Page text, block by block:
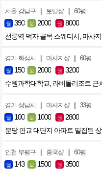
서울 강남구 | 토탈샵 | 60평
월 390 보 2000 권 8000
선릉역 먹자 골목 스웨디시, 마사
경기 화성시 | 마사지샵 | 60평
월 150 보 2000 권 3200
수원과학대학교, 라비돌리조트 근
경기 성남시 | 마사지샵 | 33평
월 100 보 1000 권 2800
분당 판교 대단지 아파트 밀집된
인천 부평구 | 중국샵 | 60평
월 143 보 1500 권 3500